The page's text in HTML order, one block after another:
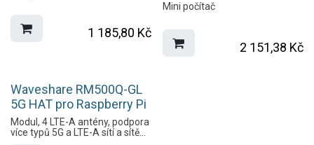
1 185,80 Kč
Mini počítač
2 151,38 Kč
Waveshare RM500Q-GL
5G HAT pro Raspberry Pi
Modul, 4 LTE-A antény, podpora
více typů 5G a LTE-A sítí a sítě